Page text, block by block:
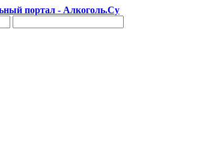
портал - Алкоголь.Су